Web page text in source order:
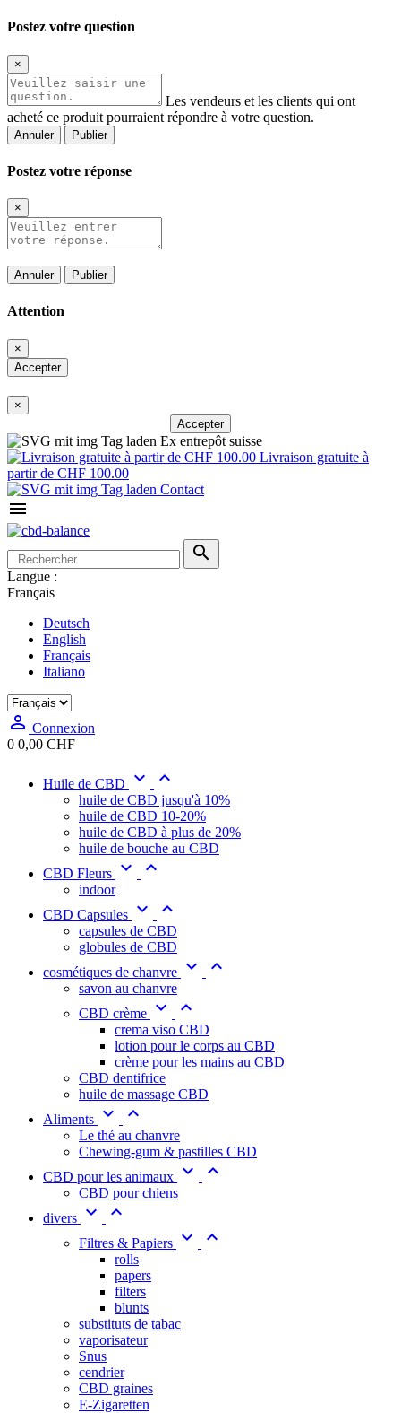
Postez votre question
×
Les vendeurs et les clients qui ont
acheté ce produit pourraient répondre à votre question.
Annuler Publier
Postez votre réponse
×
Annuler Publier
Attention
×
Accepter
×
Accepter
Ex entrepôt suisse
Livraison gratuite à
partir de CHF 100.00
Contact


Langue :
Français
Deutsch
English
Français
Italiano
 Connexion
0 0,00 CHF
Huile de CBD  
huile de CBD jusqu'à 10%
huile de CBD 10-20%
huile de CBD à plus de 20%
huile de bouche au CBD
CBD Fleurs  
indoor
CBD Capsules  
capsules de CBD
globules de CBD
cosmétiques de chanvre  
savon au chanvre
CBD crème  
crema viso CBD
lotion pour le corps au CBD
crème pour les mains au CBD
CBD dentifrice
huile de massage CBD
Aliments  
Le thé au chanvre
Chewing-gum & pastilles CBD
CBD pour les animaux  
CBD pour chiens
divers  
Filtres & Papiers  
rolls
papers
filters
blunts
substituts de tabac
vaporisateur
Snus
cendrier
CBD graines
E-Zigaretten